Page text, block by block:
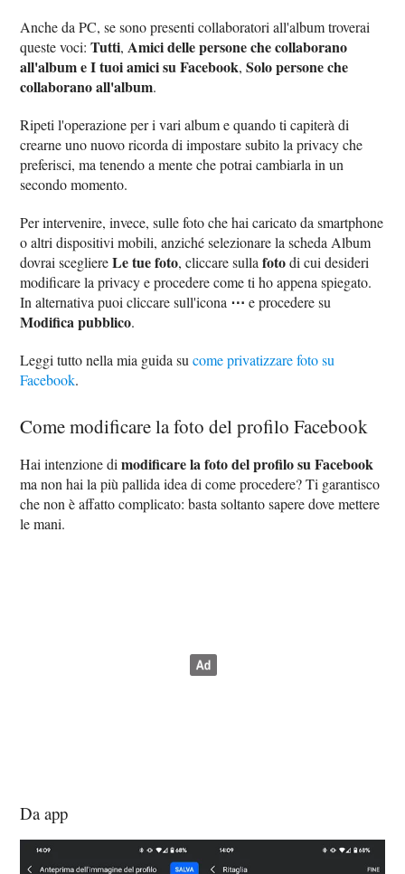
Anche da PC, se sono presenti collaboratori all'album troverai
queste voci:Tutti, Amici delle persone che collaborano
all'album e I tuoi amici su Facebook,Solo persone che
collaborano all'album.
Ripeti l'operazione per i vari album e quando ti capiterà di
crearne uno nuovo ricorda di impostare subito la privacy che
preferisci, ma tenendo a mente che potrai cambiarla in un
secondo momento.
Per intervenire, invece, sulle foto che hai caricato da smartphone
o altri dispositivi mobili, anziché selezionare la scheda Album
dovrai scegliereLe tue foto, cliccare sullafotodi cui desideri
modificare la privacy e procedere come ti ho appena spiegato.
In alternativa puoi cliccare sull'icona ⋯ e procedere su
Modifica pubblico.
Leggi tutto nella mia guida sucome privatizzare foto su
Facebook.
Come modificare la foto del profilo Facebook
Hai intenzione dimodificare la foto del profilo su Facebook
ma non hai la più pallida idea di come procedere? Ti garantisco
che non è affatto complicato: basta soltanto sapere dove mettere
le mani.
Da app